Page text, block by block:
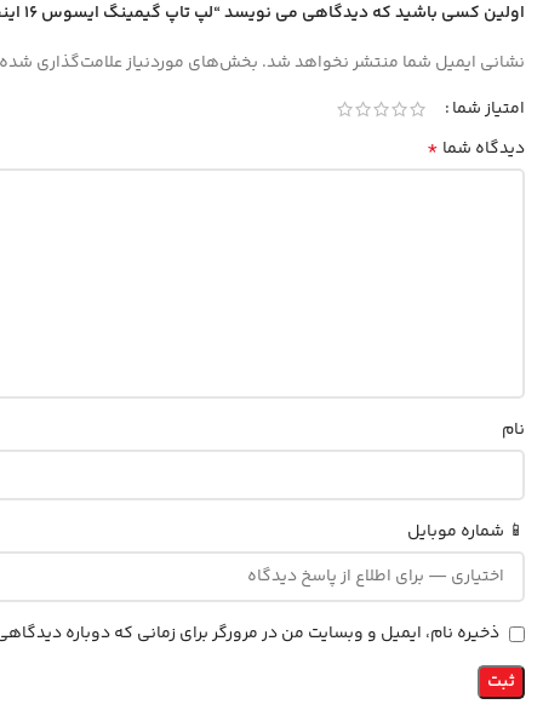
اولین کسی باشید که دیدگاهی می نویسد “لپ تاپ گیمینگ ایسوس 16 اینچی مدل ROG Strix G16 G614FR R9 9955HX3D 48GB 2TB RTX5070 Ti”
نشانی ایمیل شما منتشر نخواهد شد. بخش‌های موردنیاز علامت‌گذاری
امتیاز شما
دیدگاه شما *
نام
📱 شماره موبایل
ذخیره نام، ایمیل و وبسایت من در مرورگر برای زمانی که دوباره